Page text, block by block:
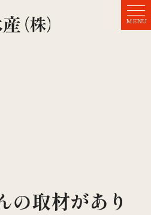
MENU
取材があり